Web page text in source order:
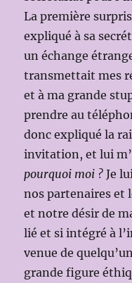
La première
expliqué à sa
un échange
transmettait mes
et à ma grande
prendre au
donc expliqué la
invitation, et lui
pourquoi moi ? Je
nos partenaires et
et notre désir de
lié et si intégré à
venue de
grande figure